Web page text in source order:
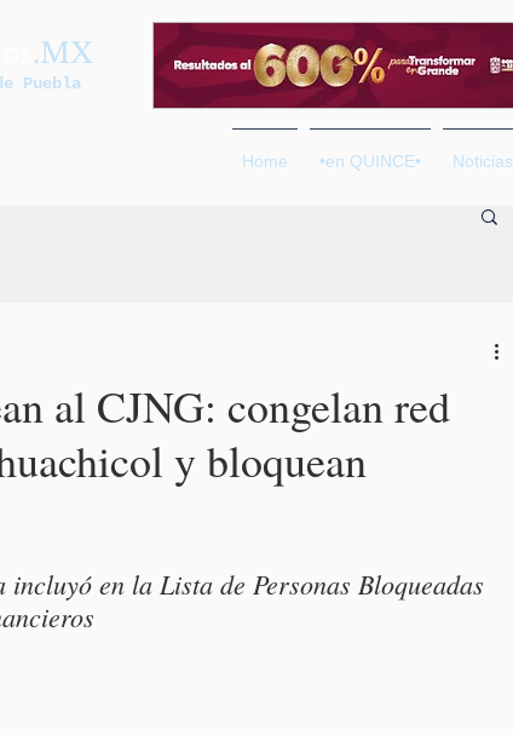
.MX
Puebla
Home •en QUINCE• Noticias
al CJNG: congelan red
y bloquean
en la Lista de Personas Bloqueadas